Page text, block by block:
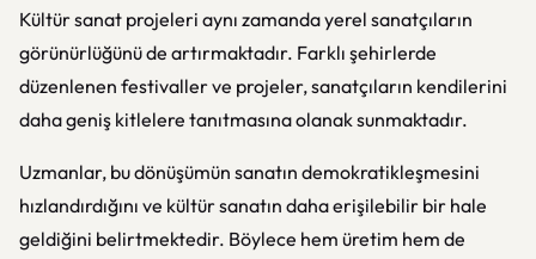
Kültür sanat projeleri aynı zamanda yerel sanatçıların
görünürlüğünü de artırmaktadır. Farklı şehirlerde
düzenlenen festivaller ve projeler, sanatçıların kendilerini
daha geniş kitlelere tanıtmasına olanak sunmaktadır.
Uzmanlar, bu dönüşümün sanatın demokratikleşmesini
hızlandırdığını ve kültür sanatın daha erişilebilir bir hale
geldiğini belirtmektedir. Böylece hem üretim hem de